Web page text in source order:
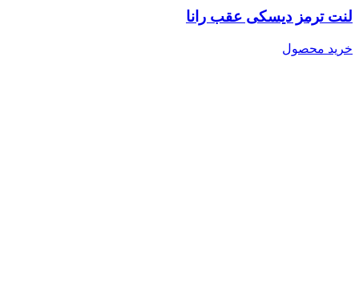
لنت ترمز دیسکی عقب رانا
خرید محصول